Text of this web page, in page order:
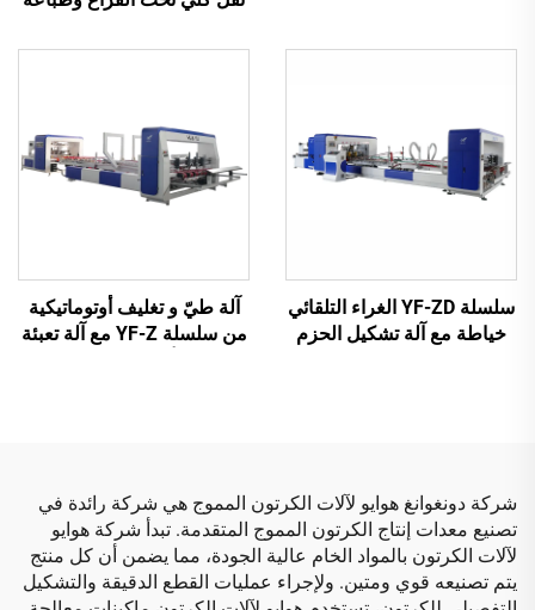
وغرز أوتوماتيكي وتعبئة (نقل
سلسلة YF-ZD الغراء التلقائي
خياطة مع آلة تشكيل الحزم
آلة طيّ و تغليف أوتوماتيكية
من سلسلة YF-Z مع آلة تعبئة
شركة دونغوانغ هوايو لآلات الكرتون المموج هي شركة رائدة في
تصنيع معدات إنتاج الكرتون المموج المتقدمة. تبدأ شركة هوايو
لآلات الكرتون بالمواد الخام عالية الجودة، مما يضمن أن كل منتج
يتم تصنيعه قوي ومتين. ولإجراء عمليات القطع الدقيقة والتشكيل